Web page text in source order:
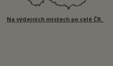
Na výdejních místech po celé ČR.